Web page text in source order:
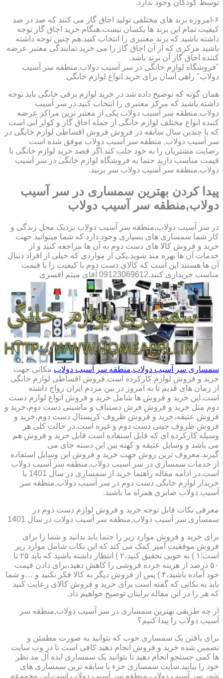
توسط کودکان وجود ندارد.
۶-امروزه برند های مختلفی تولید اجاق گاز می کنند که صد در صد
کیفیت تمام این برند ها یکسان نیست.هنگام خرید اجاق گاز توجه
داشته باشید که برند معتبری را انتخاب کنید.هم چنین توجه داشته
باشید مرکزی که از آن اجاق گاز را می خرید نمایندگی معتبر عرضه
کننده اجاق گاز آن برند باشد.
"فروشگاه لوازم خانگی در سر آسیب دولاب,منطقه سر آسیب
دولاب" راهی آسان برای خرید انواع لوازم خانگی
همان گونه که توضیح داده شد در خرید لوازم برقی خانگی باید توجه
داشته باشید که مرکز معتبری را انتخاب کنید.در سر آسیب
دولاب,منطقه سر آسیب دولاب یکی از معتبر ترین مراکز عرضه
کننده انواع مختلف لوازم خانگی از جمله اجاق گاز و کولر آبی است
که با چندین سال سابقه در فروش فروش اقساطی لوازم خانگی در
سر آسیب دولاب, منطقه سر آسیب دولاب موفق شده است
رضایت مشتریان را به خود جلب کند.اگر قصد خرید لوازم خانگی با
قیمت مناسب دارید حتما به فروشگاه لوازم خانگی در سر آسیب
دولاب,منطقه سر آسیب دولاب سر بزنید.
پیدا کردن بهترین سمساری در سر آسیب
دولاب,منطقه سر آسیب دولاب
در سر آسیب دولاب,منطقه سر آسیب دولاب نزدیک محل زندگی و
کار شما سمساری های بسیاری وجود دارد که شما میتوانید جهت
خرید و فروش کالا های دست دوم به آن ها مراجعه کنید و از
خدمات آن ها بهره مند شوید.یکی از مواردی که خیلی از افراد دنبال
آن ها هستند این است که کالای دست دوم با کیفیت را با قیمت
مناسب خریداری کنند.09123069612 آقای میثم افسری
سمساری سر آسیب دولاب,منطقه سر آسیب دولاب مکانی جهت
خرید و فروش لوازم کارکرده است.فروش اقساطی لوازم خانگی
از زمان های قدیم تا به امروز در بین مردم ایران رواج داشته
است.این خرید و فروش ها شامل خرید و فروش انواع لوازم دست
دوم مثل خرید و فروش فرش دستباف و ماشینی دست دوم،خرید و
فروش عتیقه،خرید و فروش ظروف کریستال دست دوم،خرید و
فروش ظروف چینی دست دوم و غیره است.در حالت کلی هر
وسیله کارکرده ای که قابل استفاده است قابل خرید و فروش هم
می باشد و وسایل عتیقه و کهنه بین این دسته جای می
گیرند.معروف ترین روش جهت خرید و فروش این وسایل استفاده
از خدمات سمساری در سر آسیب دولاب,منطقه سر آسیب دولاب
است.در ادامه مقاله راهنما خرید از سمساری در سال 1401 با
خریدار لوازم خانگی دست دوم در سر آسیب دولاب,منطقه سر
آسیب دولاب صابری همراه ما باشید.
معرفی نکات قابل توجه خرید و فروش لوازم دست دوم در
سمساری سر آسیب دولاب,منطقه سر آسیب دولاب در سال 1401
برای خرید و فروش موارد زیر را حتما باید بدانید و شما را برای
فروش موفقیت آمیز کمک می کند که این نکات شامل موارد زیر
است:۱ ) به خوبی تحقیق کنید،۲ ) انتظار داشته باشید که باید ۲۵ تا
۵۰ درصد از هزینه خرده فروشی را کاهش دهید،برای دادن قیمت
خود آماده باشید،۴ ) پس از فروش دیگر به کالا فکر نکنید و …و شما
باید به نکاتی که گفته است برای خرید و فروش کالای رعایت کنید
که هر را در این مقاله برایتان توضیح خواهیم داد.
از چه طریقی بهترین سمساری در سر آسیب دولاب,منطقه سر
آسیب دولاب را پیدا کنیم؟
برای یافتن یک سمساری خوب که بتوانید به صورت مطمئن و
تضمین شده خرید و فروش انجام دهید کافی است تا در وب سایت
ها کمی جستجو انجام دهید تا بتوانید یک سمساری ایده آل مد نظر
خود را بیابید.سایت سمساری جزء با سابقه ترین سمساری های
شهر سر آسیب دولاب,منطقه سر آسیب دولاب است.این مجموعه